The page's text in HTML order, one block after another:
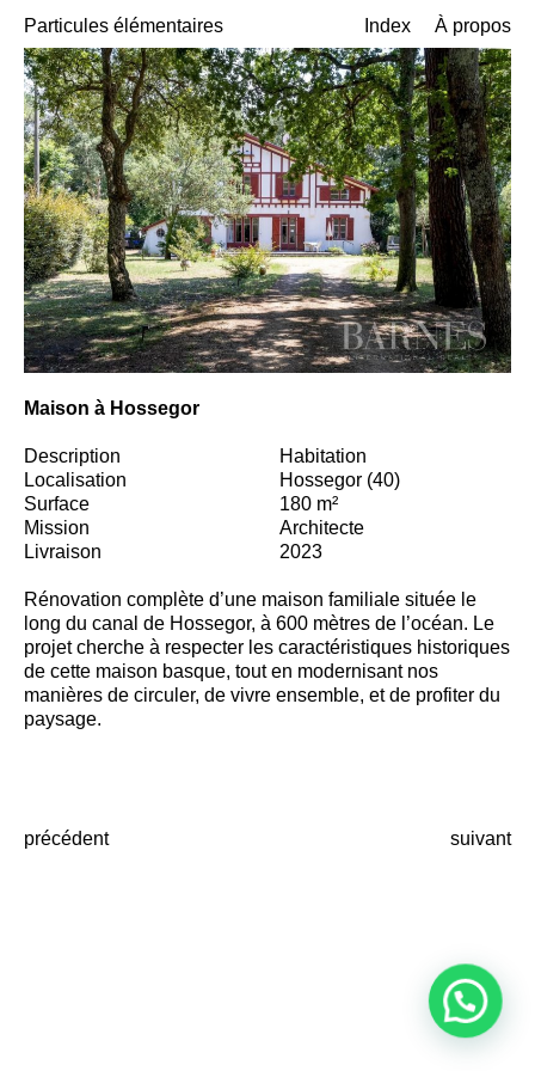
Particules élémentaires Index À propos
Maison à Hossegor
Description
Habitation
Localisation
Hossegor (40)
Surface
180 m²
Mission
Architecte
Livraison
2023
Rénovation complète d’une maison familiale située le
long du canal de Hossegor, à 600 mètres de l’océan. Le
projet cherche à respecter les caractéristiques historiques
de cette maison basque, tout en modernisant nos
manières de circuler, de vivre ensemble, et de profiter du
paysage.
précédent suivant